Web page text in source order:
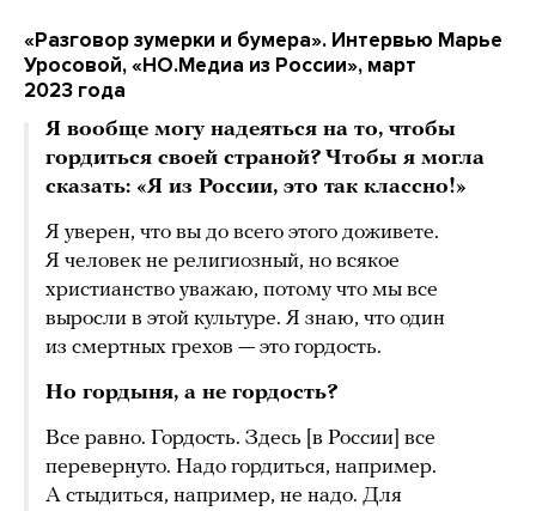
«Разговор зумерки и бумера». Интервью Марье
Уросовой, «НО.Медиа из России», март
2023 года
Я вообще могу надеяться на то, чтобы
гордиться своей страной? Чтобы я могла
сказать: «Я из России, это так классно!»
Я уверен, что вы до всего этого доживете.
Я человек не религиозный, но всякое
христианство уважаю, потому что мы все
выросли в этой культуре. Я знаю, что один
из смертных грехов — это гордость.
Но гордыня, а не гордость?
Все равно. Гордость. Здесь [в России] все
перевернуто. Надо гордиться, например.
А стыдиться, например, не надо. Для